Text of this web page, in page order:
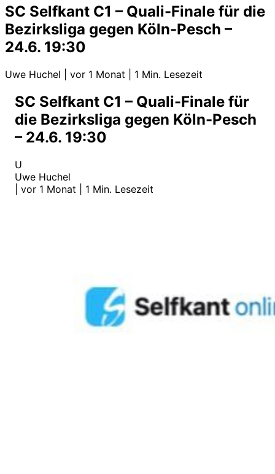
SC Selfkant C1 – Quali-Finale für die
Bezirksliga gegen Köln-Pesch –
24.6. 19:30
Uwe Huchel vor 1 Monat 1 Min. Lesezeit
SC Selfkant C1 – Quali-Finale für
die Bezirksliga gegen Köln-Pesch
– 24.6. 19:30
U
Uwe Huchel
vor 1 Monat 1 Min. Lesezeit